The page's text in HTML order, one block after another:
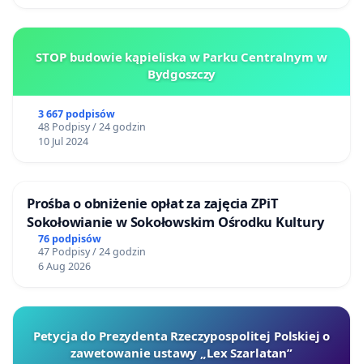
STOP budowie kąpieliska w Parku Centralnym w
Bydgoszczy
3 667 podpisów
48 Podpisy / 24 godzin
10 Jul 2024
Prośba o obniżenie opłat za zajęcia ZPiT
Sokołowianie w Sokołowskim Ośrodku Kultury
76 podpisów
47 Podpisy / 24 godzin
6 Aug 2026
Petycja do Prezydenta Rzeczypospolitej Polskiej o
zawetowanie ustawy „Lex Szarlatan”